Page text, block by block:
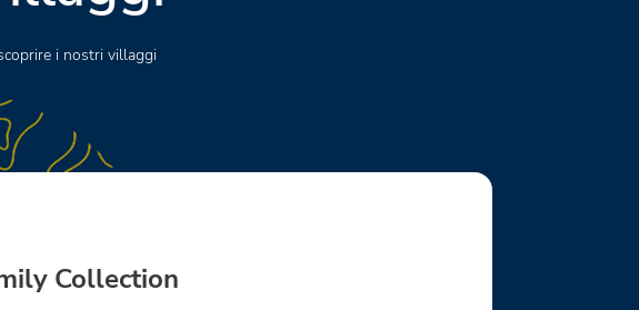
i nostri villaggi
Collection